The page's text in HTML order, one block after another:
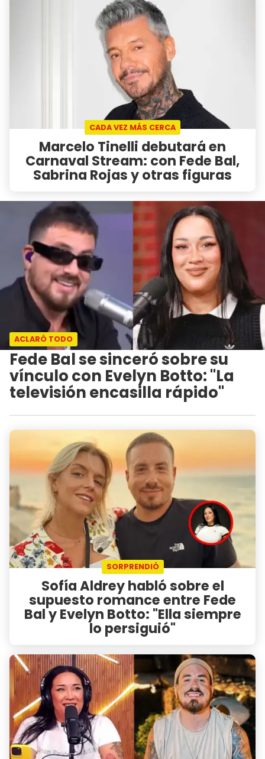
CADA VEZ MÁS CERCA
Marcelo Tinelli debutará en
Carnaval Stream: con Fede Bal,
Sabrina Rojas y otras figuras
ACLARÓ TODO
Fede Bal se sinceró sobre su
vínculo con Evelyn Botto: "La
televisión encasilla rápido"
SORPRENDIÓ
Sofía Aldrey habló sobre el
supuesto romance entre Fede
Bal y Evelyn Botto: "Ella siempre
lo persiguió"